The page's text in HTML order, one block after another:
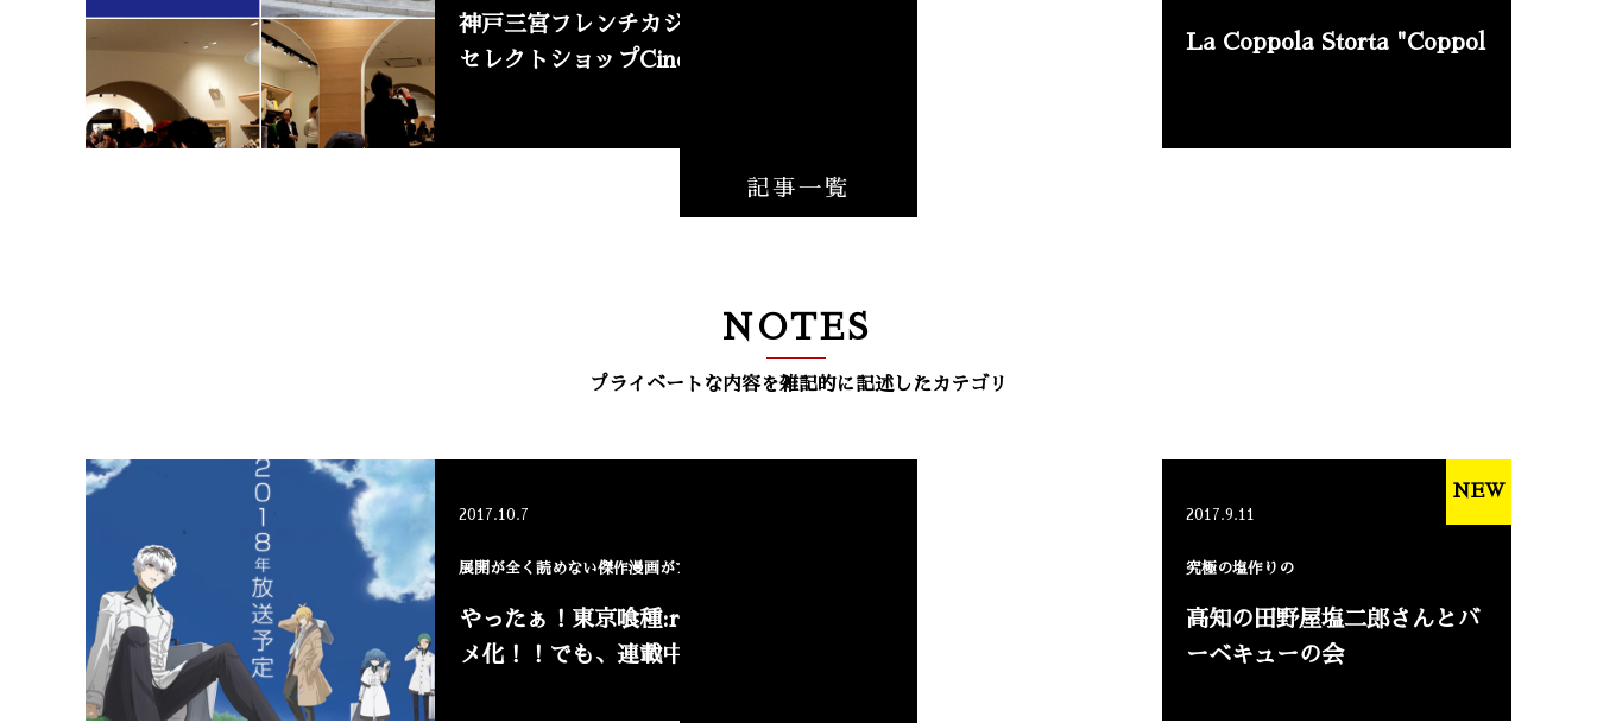
神戸三宮フレンチカジュアル
セレクトショップCinq
La Coppola Storta "Coppol
記事一覧
NOTES
プライベートな内容を雑記的に記述したカテゴリ
2017.10.7
展開が全く読めない傑作漫画がアニメ化！
やったぁ！東京喰種:reのアニ
メ化！！でも、連載中
2017.9.11
究極の塩作りの
高知の田野屋塩二郎さんとバ
ーベキューの会
NEW